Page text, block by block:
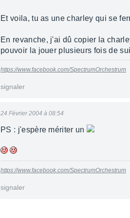
Et voila, tu as une charley qui se
En revanche, j'ai dû copier la
pouvoir la jouer plusieurs fois de
https://www.facebook.com/SpectrumOrchestrum
signaler
24 Février 2004 à 08:54
PS : j'espère mériter un
https://www.facebook.com/SpectrumOrchestrum
signaler